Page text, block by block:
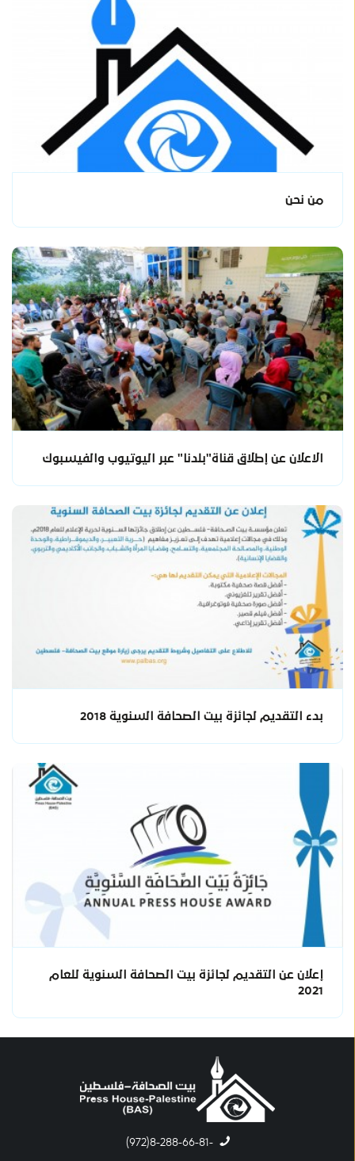
من نحن
الاعلان عن إطلاق قناة"بلدنا" عبر اليوتيوب والفيسبوك
بدء التقديم لجائزة بيت الصحافة السنوية 2018
إعلان عن التقديم لجائزة بيت الصحافة السنوية للعام
2021
-8-288-66-81(972)